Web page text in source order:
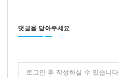
댓글을 달아주세요
로그인 후 작성하실 수 있습니다